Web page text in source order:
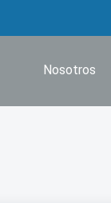
Nosotros